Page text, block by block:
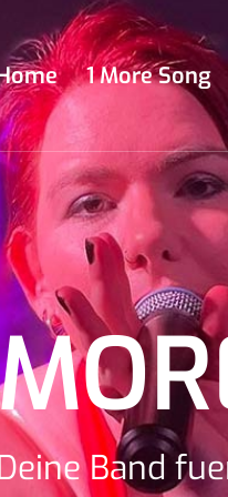
1 More Song
Band